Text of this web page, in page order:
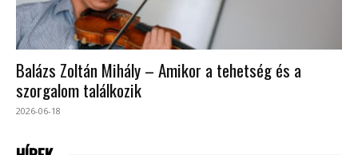
Balázs Zoltán Mihály – Amikor a tehetség és a
szorgalom találkozik
2026-06-18